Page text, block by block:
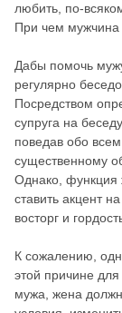
любить, по-
При чем мужчина
Дабы помочь
регулярно
Посредством
супруга на
поведав обо
существенному
Однако, функция
ставить акцент
восторг и
К сожалению,
этой причине для
мужа, жена